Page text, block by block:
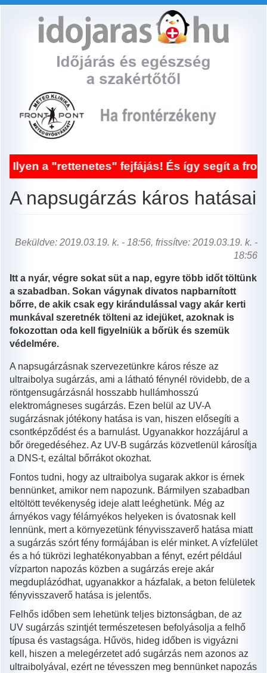
a "rettenetes" fejfájás! És így segít a
A napsugárzás káros hatásai
Beküldve: 2019.03.19. k. - 18:56, frissítve: 2019.03.19. k. -
18:56
Itt a nyár, végre sokat süt a nap, egyre több időt töltünk
a szabadban. Sokan vágynak divatos napbarnított
bőrre, de akik csak egy kirándulással vagy akár kerti
munkával szeretnék tölteni az idejüket, azoknak is
fokozottan oda kell figyelniük a bőrük és szemük
védelmére.
A napsugárzásnak szervezetünkre káros része az
ultraibolya sugárzás, ami a látható fénynél rövidebb, de a
röntgensugárzásnál hosszabb hullámhosszú
elektromágneses sugárzás. Ezen belül az UV-A
sugárzásnak jótékony hatása is van, hiszen elősegíti a
csontképződést és a barnulást. Ugyanakkor hozzájárul a
bőr öregedéséhez. Az UV-B sugárzás közvetlenül károsítja
a DNS-t, ezáltal bőrrákot okozhat.
Fontos tudni, hogy az ultraibolya sugarak akkor is érnek
bennünket, amikor nem napozunk. Bármilyen szabadban
eltöltött tevékenység ideje alatt leéghetünk. Még az
árnyékos vagy félárnyékos helyeken is óvatosnak kell
lennünk, mert a környezetünk fényvisszaverő hatása miatt
a sugárzás szórt fény formájában is elér minket. A vízfelület
és a hó tükrözi leghatékonyabban a fényt, ezért például
vízparton napozás közben a sugárzás ereje akár
megduplázódhat, ugyanakkor a házfalak, a beton felületek
fényvisszaverő hatása is jelentős.
Felhős időben sem lehetünk teljes biztonságban, de az
UV sugárzás szintjét természetesen befolyásolja a felhő
típusa és vastagsága. Hűvös, hideg időben is vigyázni
kell, hiszen a melegérzetet adó sugárzás nem azonos az
ultraibolyával, ezért ne tévesszen meg bennünket napozás